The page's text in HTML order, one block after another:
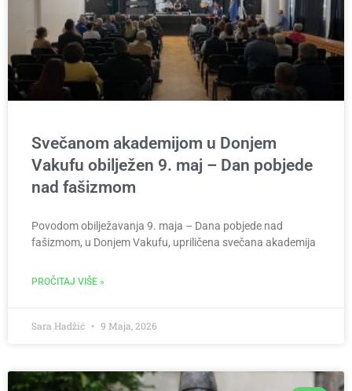
Svečanom akademijom u Donjem
Vakufu obilježen 9. maj – Dan pobjede
nad fašizmom
Povodom obilježavanja 9. maja – Dana pobjede nad
fašizmom, u Donjem Vakufu, upriličena svečana akademija
PROČITAJ VIŠE »
Sara Hadžić 9 Maja, 2026